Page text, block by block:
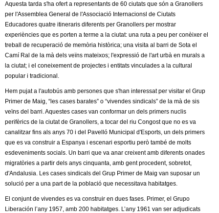
a
n
o
e
s
Aquesta tarda s'ha ofert a representants de 60 ciutats que són a Granollers
per l'Assemblea General de l'Associació Internacionsl de Ciutats
Educadores quatre itineraris diferents per Granollers per mostrar
experiències que es porten a terme a la ciutat: una ruta a peu per conèixer el
treball de recuperació de memòria històrica; una visita al barri de Sota el
Camí Ral de la mà dels veïns mateixos; l'expressió de l'art urbà en murals a
la ciutat; i el coneixement de projectes i entitats vinculades a la cultural
popular i tradicional.
Hem pujat a l'autobús amb persones que s'han interessat per visitar el Grup
Primer de Maig, “les cases barates” o “vivendes sindicals” de la mà de sis
veïns del barri. Aquestes cases van conformar un dels primers nuclis
perifèrics de la ciutat de Granollers, a tocar del riu Congost que no es va
canalitzar fins als anys 70 i del Pavelló Municipal d'Esports, un dels primers
que es va construir a Espanya i escenari esportiu però també de molts
esdeveniments socials. Un barri que va anar creixent amb diferents onades
migratòries a partir dels anys cinquanta, amb gent procedent, sobretot,
d'Andalusia. Les cases sindicals del Grup Primer de Maig van suposar un
solució per a una part de la població que necessitava habitatges.
El conjunt de vivendes es va construir en dues fases. Primer, el Grupo
Liberación l’any 1957, amb 200 habitatges. L’any 1961 van ser adjudicats